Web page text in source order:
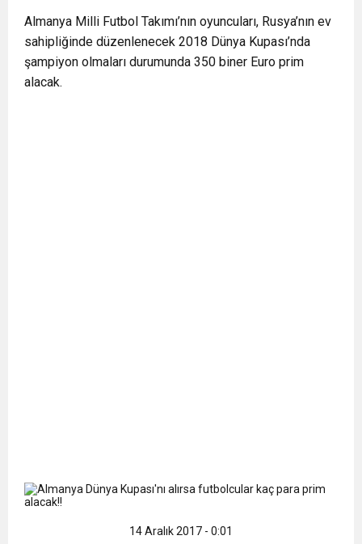
Almanya Milli Futbol Takımı’nın oyuncuları, Rusya’nın ev
sahipliğinde düzenlenecek 2018 Dünya Kupası’nda
şampiyon olmaları durumunda 350 biner Euro prim
alacak.
14 Aralık 2017 - 0:01